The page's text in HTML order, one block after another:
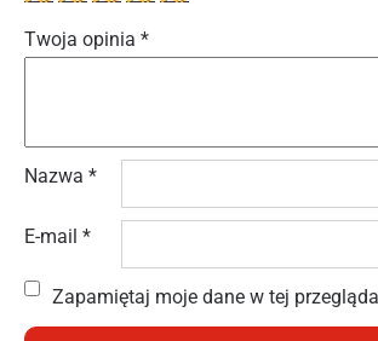
Twoja opinia *
Nazwa *
E-mail *
Zapamiętaj moje dane w tej